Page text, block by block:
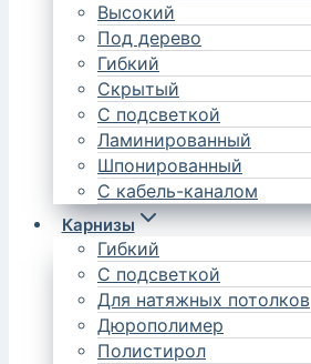
Высокий
Под дерево
Гибкий
Скрытый
С подсветкой
Ламинированный
Шпонированный
С кабель-каналом
Карнизы
Гибкий
С подсветкой
Для натяжных потолков
Дюрополимер
Полистирол